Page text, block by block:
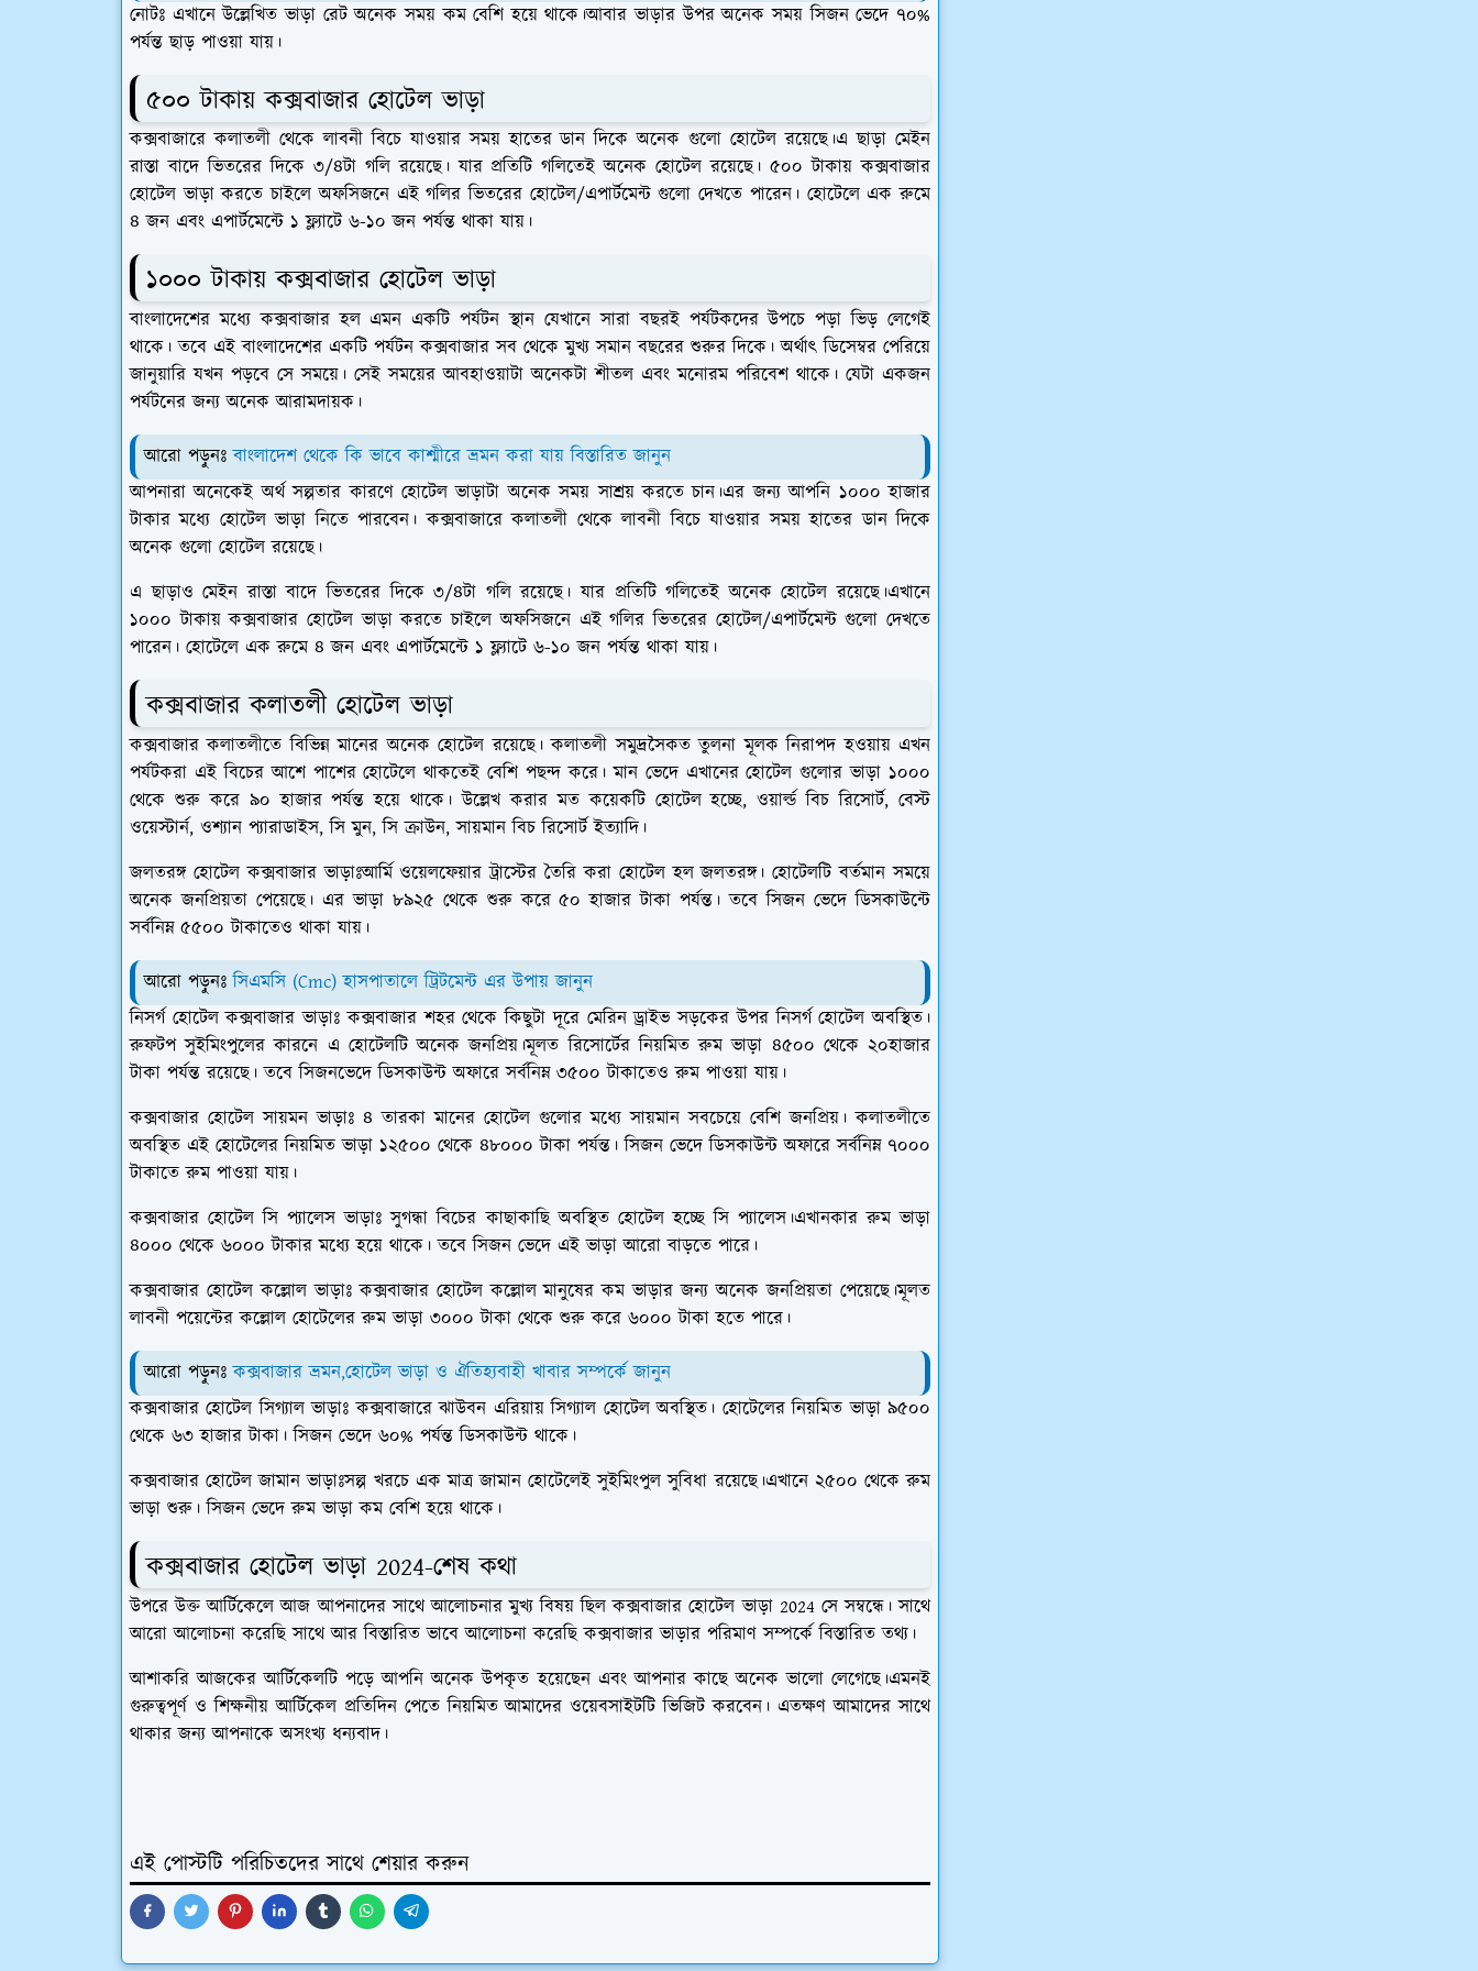
নোটঃ এখানে উল্লেখিত ভাড়া রেট অনেক সময় কম বেশি হয়ে থাকে।আবার ভাড়ার উপর অনেক সময় সিজন ভেদে ৭০%
পর্যন্ত ছাড় পাওয়া যায়।
৫০০ টাকায় কক্সবাজার হোটেল ভাড়া
কক্সবাজারে কলাতলী থেকে লাবনী বিচে যাওয়ার সময় হাতের ডান দিকে অনেক গুলো হোটেল রয়েছে।এ ছাড়া মেইন
রাস্তা বাদে ভিতরের দিকে ৩/৪টা গলি রয়েছে। যার প্রতিটি গলিতেই অনেক হোটেল রয়েছে। ৫০০ টাকায় কক্সবাজার
হোটেল ভাড়া করতে চাইলে অফসিজনে এই গলির ভিতরের হোটেল/এপার্টমেন্ট গুলো দেখতে পারেন। হোটেলে এক রুমে
৪ জন এবং এপার্টমেন্টে ১ ফ্ল্যাটে ৬-১০ জন পর্যন্ত থাকা যায়।
১০০০ টাকায় কক্সবাজার হোটেল ভাড়া
বাংলাদেশের মধ্যে কক্সবাজার হল এমন একটি পর্যটন স্থান যেখানে সারা বছরই পর্যটকদের উপচে পড়া ভিড় লেগেই
থাকে। তবে এই বাংলাদেশের একটি পর্যটন কক্সবাজার সব থেকে মুখ্য সমান বছরের শুরুর দিকে। অর্থাৎ ডিসেম্বর পেরিয়ে
জানুয়ারি যখন পড়বে সে সময়ে। সেই সময়ের আবহাওয়াটা অনেকটা শীতল এবং মনোরম পরিবেশ থাকে। যেটা একজন
পর্যটনের জন্য অনেক আরামদায়ক।
আরো পড়ুনঃবাংলাদেশ থেকে কি ভাবে কাশ্মীরে ভ্রমন করা যায় বিস্তারিত জানুন
আপনারা অনেকেই অর্থ সল্পতার কারণে হোটেল ভাড়াটা অনেক সময় সাশ্রয় করতে চান।এর জন্য আপনি ১০০০ হাজার
টাকার মধ্যে হোটেল ভাড়া নিতে পারবেন। কক্সবাজারে কলাতলী থেকে লাবনী বিচে যাওয়ার সময় হাতের ডান দিকে
অনেক গুলো হোটেল রয়েছে।
এ ছাড়াও মেইন রাস্তা বাদে ভিতরের দিকে ৩/৪টা গলি রয়েছে। যার প্রতিটি গলিতেই অনেক হোটেল রয়েছে।এখানে
১০০০ টাকায় কক্সবাজার হোটেল ভাড়া করতে চাইলে অফসিজনে এই গলির ভিতরের হোটেল/এপার্টমেন্ট গুলো দেখতে
পারেন। হোটেলে এক রুমে ৪ জন এবং এপার্টমেন্টে ১ ফ্ল্যাটে ৬-১০ জন পর্যন্ত থাকা যায়।
কক্সবাজার কলাতলী হোটেল ভাড়া
কক্সবাজার কলাতলীতে বিভিন্ন মানের অনেক হোটেল রয়েছে। কলাতলী সমুদ্রসৈকত তুলনা মূলক নিরাপদ হওয়ায় এখন
পর্যটকরা এই বিচের আশে পাশের হোটেলে থাকতেই বেশি পছন্দ করে। মান ভেদে এখানের হোটেল গুলোর ভাড়া ১০০০
থেকে শুরু করে ৯০ হাজার পর্যন্ত হয়ে থাকে। উল্লেখ করার মত কয়েকটি হোটেল হচ্ছে, ওয়ার্ল্ড বিচ রিসোর্ট, বেস্ট
ওয়েস্টার্ন, ওশ্যান প্যারাডাইস, সি মুন, সি ক্রাউন, সায়মান বিচ রিসোর্ট ইত্যাদি।
জলতরঙ্গ হোটেল কক্সবাজার ভাড়াঃআর্মি ওয়েলফেয়ার ট্রাস্টের তৈরি করা হোটেল হল জলতরঙ্গ। হোটেলটি বর্তমান সময়ে
অনেক জনপ্রিয়তা পেয়েছে। এর ভাড়া ৮৯২৫ থেকে শুরু করে ৫০ হাজার টাকা পর্যন্ত। তবে সিজন ভেদে ডিসকাউন্টে
সর্বনিম্ন ৫৫০০ টাকাতেও থাকা যায়।
আরো পড়ুনঃসিএমসি (Cmc) হাসপাতালে ট্রিটমেন্ট এর উপায় জানুন
নিসর্গ হোটেল কক্সবাজার ভাড়াঃকক্সবাজার শহর থেকে কিছুটা দূরে মেরিন ড্রাইভ সড়কের উপর নিসর্গ হোটেল অবস্থিত।
রুফটপ সুইমিংপুলের কারনে এ হোটেলটি অনেক জনপ্রিয়।মূলত রিসোর্টের নিয়মিত রুম ভাড়া ৪৫০০ থেকে ২০হাজার
টাকা পর্যন্ত রয়েছে। তবে সিজনভেদে ডিসকাউন্ট অফারে সর্বনিম্ন ৩৫০০ টাকাতেও রুম পাওয়া যায়।
কক্সবাজার হোটেল সায়মন ভাড়াঃ ৪ তারকা মানের হোটেল গুলোর মধ্যে সায়মান সবচেয়ে বেশি জনপ্রিয়। কলাতলীতে
অবস্থিত এই হোটেলের নিয়মিত ভাড়া ১২৫০০ থেকে ৪৮০০০ টাকা পর্যন্ত। সিজন ভেদে ডিসকাউন্ট অফারে সর্বনিম্ন ৭০০০
টাকাতে রুম পাওয়া যায়।
কক্সবাজার হোটেল সি প্যালেসভাড়াঃ সুগন্ধা বিচের কাছাকাছি অবস্থিত হোটেল হচ্ছে সি প্যালেস।এখানকার রুম ভাড়া
৪০০০ থেকে ৬০০০ টাকার মধ্যে হয়ে থাকে। তবে সিজন ভেদে এই ভাড়া আরো বাড়তে পারে।
কক্সবাজার হোটেল কল্লোলভাড়াঃকক্সবাজার হোটেল কল্লোল মানুষের কম ভাড়ার জন্য অনেক জনপ্রিয়তা পেয়েছে।মূলত
লাবনী পয়েন্টের কল্লোল হোটেলের রুম ভাড়া ৩০০০ টাকা থেকে শুরু করে ৬০০০ টাকা হতে পারে।
আরো পড়ুনঃকক্সবাজার ভ্রমন,হোটেল ভাড়া ও ঐতিহ্যবাহী খাবার সম্পর্কে জানুন
কক্সবাজার হোটেল সিগ্যালভাড়াঃকক্সবাজারে ঝাউবন এরিয়ায় সিগ্যাল হোটেল অবস্থিত। হোটেলের নিয়মিত ভাড়া ৯৫০০
থেকে ৬৩ হাজার টাকা। সিজন ভেদে ৬০% পর্যন্ত ডিসকাউন্ট থাকে।
কক্সবাজার হোটেল জামানভাড়াঃসল্প খরচে এক মাত্র জামান হোটেলেই সুইমিংপুল সুবিধা রয়েছে।এখানে ২৫০০ থেকে রুম
ভাড়া শুরু। সিজন ভেদে রুম ভাড়া কম বেশি হয়ে থাকে।
কক্সবাজার হোটেল ভাড়া 2024-শেষ কথা
উপরে উক্ত আর্টিকেলে আজ আপনাদের সাথে আলোচনার মুখ্য বিষয় ছিল কক্সবাজার হোটেল ভাড়া 2024 সে সম্বন্ধে। সাথে
আরো আলোচনা করেছি সাথে আর বিস্তারিত ভাবে আলোচনা করেছি কক্সবাজার ভাড়ার পরিমাণ সম্পর্কে বিস্তারিত তথ্য।
আশাকরি আজকের আর্টিকেলটি পড়ে আপনি অনেক উপকৃত হয়েছেন এবং আপনার কাছে অনেক ভালো লেগেছে।এমনই
গুরুত্বপূর্ণ ও শিক্ষনীয় আর্টিকেল প্রতিদিন পেতে নিয়মিত আমাদের ওয়েবসাইটটি ভিজিট করবেন। এতক্ষণ আমাদের সাথে
থাকার জন্য আপনাকে অসংখ্য ধন্যবাদ।
এই পোস্টটি পরিচিতদের সাথে শেয়ার করুন